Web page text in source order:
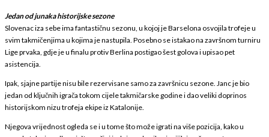
Jedan od junaka historijske sezone
Slovenac iza sebe ima fantastičnu sezonu, u kojoj je Barselona osvojila trofeje u
svim takmičenjima u kojima je nastupila. Posebno se istakao na završnom turniru
Lige prvaka, gdje je u finalu protiv Berlina postigao šest golova i upisao pet
asistencija.
Ipak, sjajne partije nisu bile rezervisane samo za završnicu sezone. Janc je bio
jedan od ključnih igrača tokom cijele takmičarske godine i dao veliki doprinos
historijskom nizu trofeja ekipe iz Katalonije.
Njegova vrijednost ogleda se i u tome što može igrati na više pozicija, kako u